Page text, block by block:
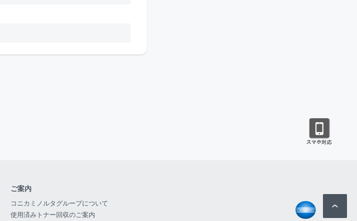
ご案内
コニカミノルタグループについて
使用済みトナー回収のご案内